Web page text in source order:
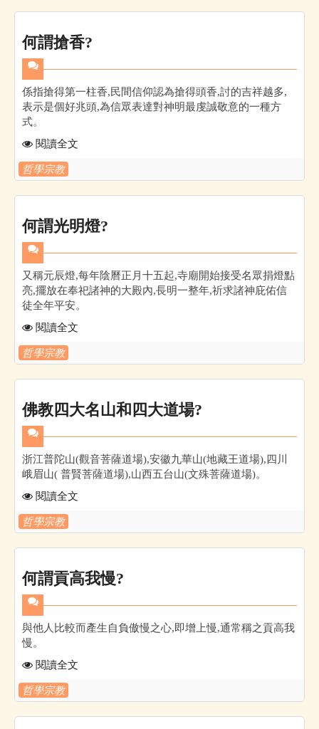
何謂搶香?
係指搶得第一柱香,民間信仰認為搶得頭香,討的吉祥越多,
表示是個好兆頭,為信眾表達對神明最虔誠敬意的一種方
式。
閱讀全文
哲學宗教
何謂光明燈?
又稱元辰燈,每年陰曆正月十五起,寺廟開始接受名眾捐燈點
亮,擺放在奉祀諸神的大殿內,長明一整年,祈求諸神庇佑信
徒全年平安。
閱讀全文
哲學宗教
佛教四大名山和四大道場?
浙江普陀山(觀音菩薩道場),安徽九華山(地藏王道場),四川
峨眉山( 普賢菩薩道場),山西五台山(文殊菩薩道場)。
閱讀全文
哲學宗教
何謂貢高我慢?
與他人比較而產生自負傲慢之心,即增上慢,通常稱之貢高我
慢。
閱讀全文
哲學宗教